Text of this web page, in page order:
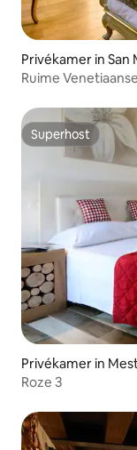
Privékamer in San
Ruime
Superhost
Superhost
Privékamer in
Roze 3